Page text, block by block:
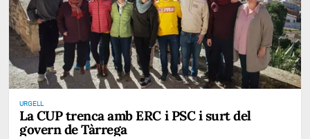
URGELL
La CUP trenca amb ERC i PSC i surt del
govern de Tàrrega